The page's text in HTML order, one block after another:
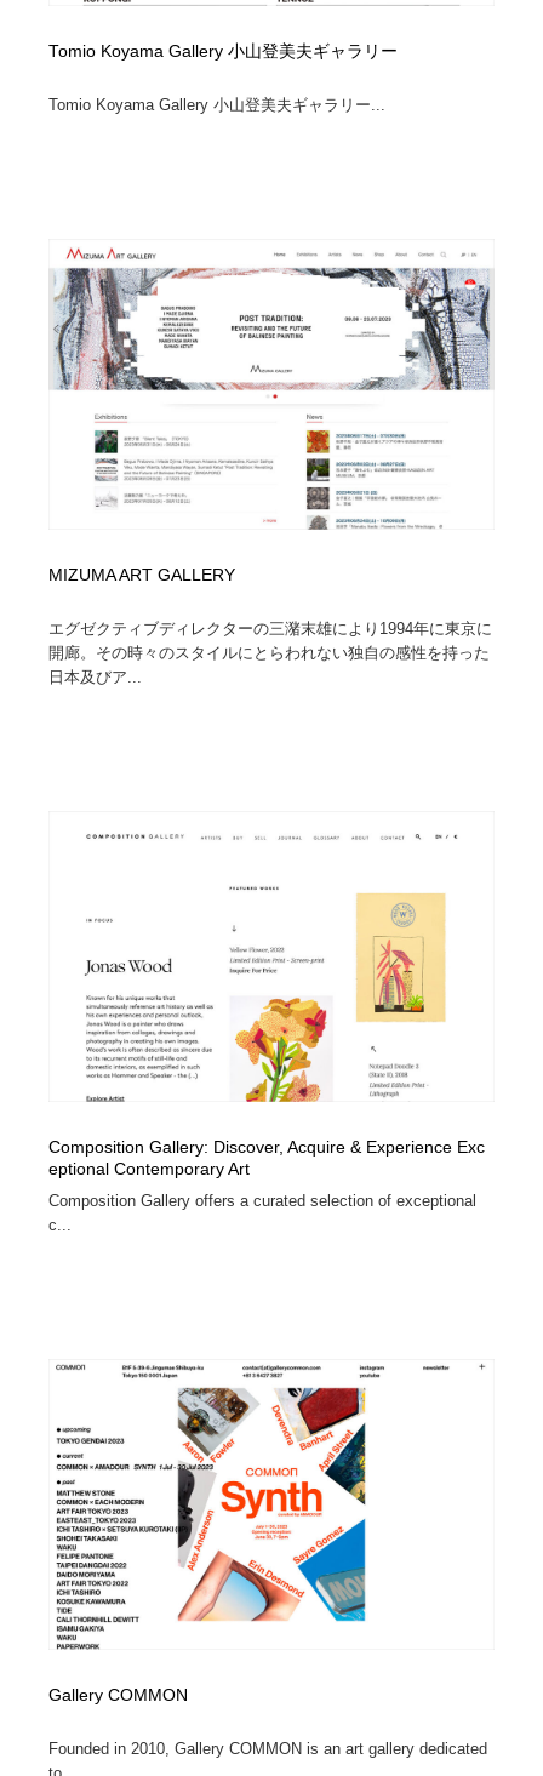
Tomio Koyama Gallery 小山登美夫ギャラリー
Tomio Koyama Gallery 小山登美夫ギャラリー...
MIZUMA ART GALLERY
エグゼクティブディレクターの三潴末雄により1994年に東京に
開廊。その時々のスタイルにとらわれない独自の感性を持った
日本及びア...
Composition Gallery: Discover, Acquire & Experience Exc
eptional Contemporary Art
Composition Gallery offers a curated selection of exceptional
c...
Gallery COMMON
Founded in 2010, Gallery COMMON is an art gallery dedicated